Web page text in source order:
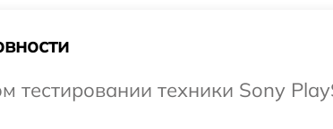
техники Sony